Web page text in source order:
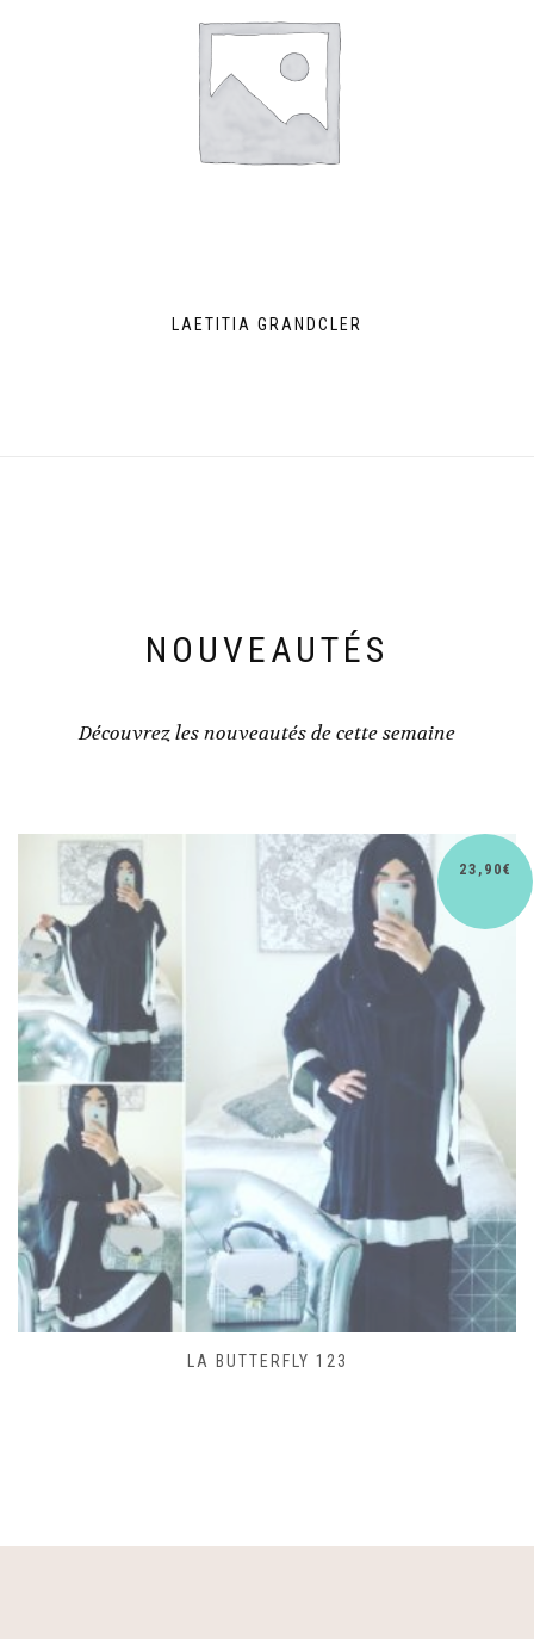
LAETITIA GRANDCLER
NOUVEAUTÉS
Découvrez les nouveautés de cette semaine
SAC LACET 480
30,90€